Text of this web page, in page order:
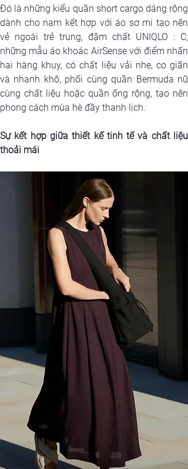
Đó là những kiểu quần short cargo dáng rộng
dành cho nam kết hợp với áo sơ mi tạo nên
vẻ ngoài trẻ trung, đậm chất UNIQLO : C;
những mẫu áo khoác AirSense với điểm nhấn
hai hàng khuy, có chất liệu vải nhẹ, co giãn
và nhanh khô, phối cùng quần Bermuda nữ
cùng chất liệu hoặc quần ống rộng, tạo nên
phong cách mùa hè đầy thanh lịch.
Sự kết hợp giữa thiết kế tinh tế và chất liệu
thoải mái